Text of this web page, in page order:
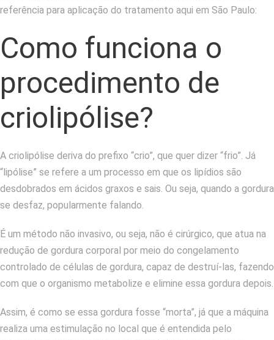
referência para aplicação do tratamento aqui em São Paulo:
Como funciona o
procedimento de
criolipólise?
A criolipólise deriva do prefixo “crio”, que quer dizer “frio”. Já
“lipólise” se refere a um processo em que os lipídios são
desdobrados em ácidos graxos e sais. Ou seja, quando a gordura
se desfaz, popularmente falando.
É um método não invasivo, ou seja, não é cirúrgico, que atua na
redução de gordura corporal por meio do congelamento
controlado de células de gordura, capaz de destruí-las, fazendo
com que o organismo metabolize e elimine essa gordura depois.
Assim, é como se essa gordura fosse “morta”, já que a máquina
realiza uma estimulação no local que é entendida pelo